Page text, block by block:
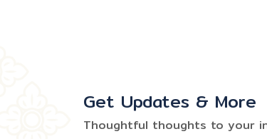
Get Updates & More
Thoughtful thoughts to your